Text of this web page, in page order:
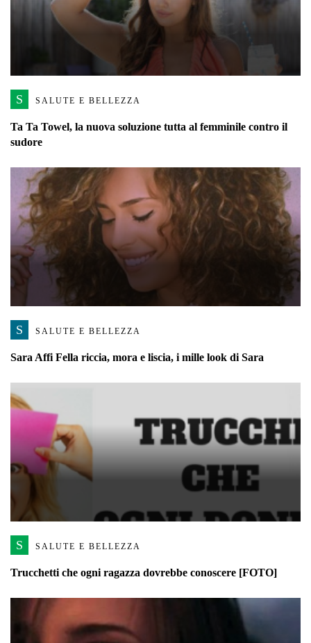
S SALUTE E BELLEZZA
Ta Ta Towel, la nuova soluzione tutta al femminile contro il
sudore
S SALUTE E BELLEZZA
Sara Affi Fella riccia, mora e liscia, i mille look di Sara
S SALUTE E BELLEZZA
Trucchetti che ogni ragazza dovrebbe conoscere [FOTO]